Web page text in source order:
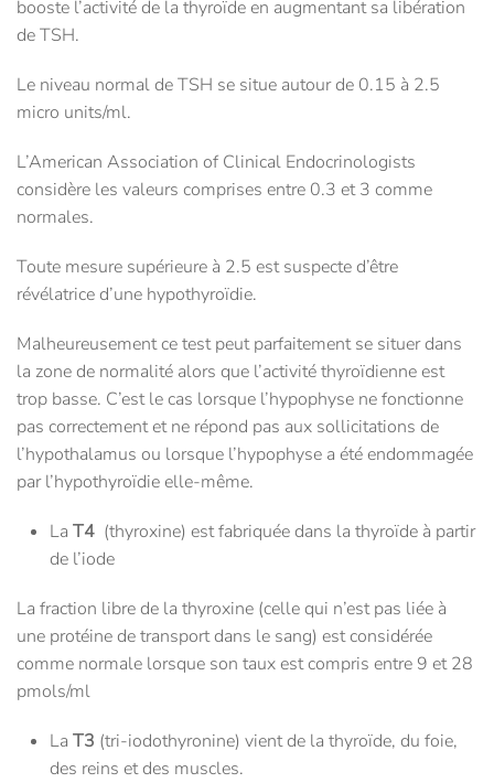
booste l’activité de la thyroïde en augmentant sa libération
de TSH.
Le niveau normal de TSH se situe autour de 0.15 à 2.5
micro units/ml.
L’American Association of Clinical Endocrinologists
considère les valeurs comprises entre 0.3 et 3 comme
normales.
Toute mesure supérieure à 2.5 est suspecte d’être
révélatrice d’une hypothyroïdie.
Malheureusement ce test peut parfaitement se situer dans
la zone de normalité alors que l’activité thyroïdienne est
trop basse. C’est le cas lorsque l’hypophyse ne fonctionne
pas correctement et ne répond pas aux sollicitations de
l’hypothalamus ou lorsque l’hypophyse a été endommagée
par l’hypothyroïdie elle-même.
La T4 (thyroxine) est fabriquée dans la thyroïde à partir
de l’iode
La fraction libre de la thyroxine (celle qui n’est pas liée à
une protéine de transport dans le sang) est considérée
comme normale lorsque son taux est compris entre 9 et 28
pmols/ml
La T3 (tri-iodothyronine) vient de la thyroïde, du foie,
des reins et des muscles.